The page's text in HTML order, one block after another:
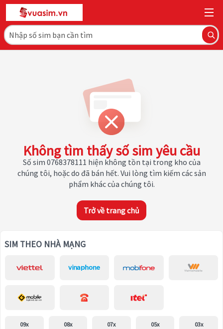
Không tìm thấy số sim yêu cầu
Số sim 0768378111 hiện không tồn tại trong kho của
chúng tôi, hoặc do đã bán hết. Vui lòng tìm kiếm các sản
phẩm khác của chúng tôi.
Trở về trang chủ
SIM THEO NHÀ MẠNG
09x 08x 07x 05x 03x